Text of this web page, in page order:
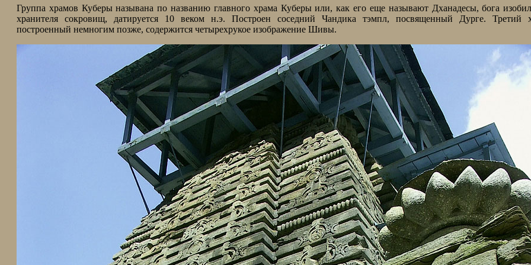
Группа храмов Куберы называна по названию главного храма Куберы или, как его еще называют Дханадесы, бога
хранителя сокровищ, датируется 10 веком н.э. Построен соседний Чандика тэмпл, посвященный Дурге. Третий
построенный немногим позже, содержится четырехрукое изображение Шивы.